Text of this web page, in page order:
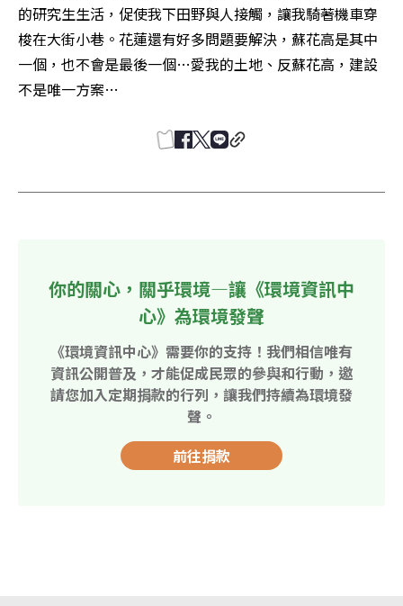
的研究生生活，促使我下田野與人接觸，讓我騎著機車穿
梭在大街小巷。花蓮還有好多問題要解決，蘇花高是其中
一個，也不會是最後一個…愛我的土地、反蘇花高，建設
不是唯一方案…
你的關心，關乎環境—讓《環境資訊中
心》為環境發聲
《環境資訊中心》需要你的支持！我們相信唯有
資訊公開普及，才能促成民眾的參與和行動，邀
請您加入定期捐款的行列，讓我們持續為環境發
聲。
前往捐款